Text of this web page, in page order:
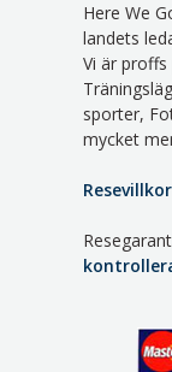
Here We
landets
Vi är
sporter,
mycket
Resevillkor